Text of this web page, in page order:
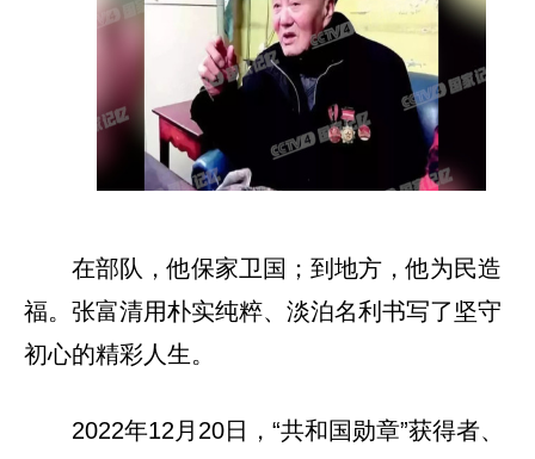
在部队，他保家卫国；到地方，他为民造
福。张富清用朴实纯粹、淡泊名利书写了坚守
初心的精彩人生。
2022年12月20日，“共和国勋章”获得者、